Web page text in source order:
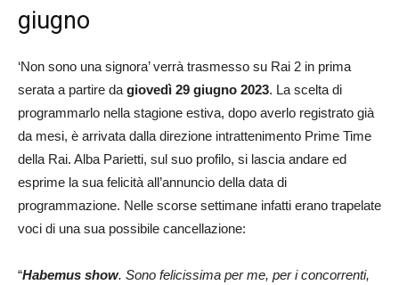
giugno
‘Non sono una signora’ verrà trasmesso su Rai 2 in prima
serata a partire da giovedì 29 giugno 2023. La scelta di
programmarlo nella stagione estiva, dopo averlo registrato già
da mesi, è arrivata dalla direzione intrattenimento Prime Time
della Rai. Alba Parietti, sul suo profilo, si lascia andare ed
esprime la sua felicità all’annuncio della data di
programmazione. Nelle scorse settimane infatti erano trapelate
voci di una sua possibile cancellazione:
“Habemus show. Sono felicissima per me, per i concorrenti,